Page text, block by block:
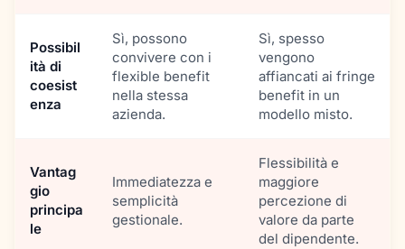
Possibil
ità di
coesist
enza
Sì, possono
convivere con i
flexible benefit
nella stessa
azienda.
Sì, spesso
vengono
affiancati ai fringe
benefit in un
modello misto.
Vantag
gio
principa
le
Immediatezza e
semplicità
gestionale.
Flessibilità e
maggiore
percezione di
valore da parte
del dipendente.